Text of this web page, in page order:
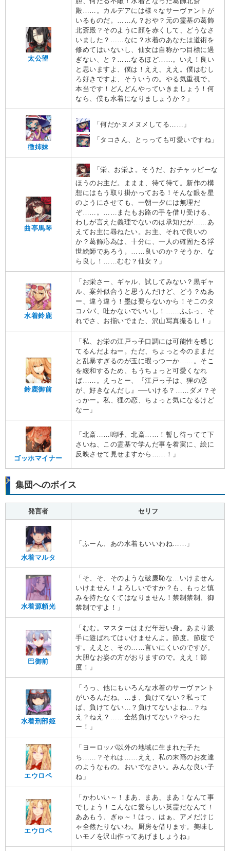
太公望
殿……。カルデアには様々なサーヴァントが
いるものだ。……ん？おや？元の霊基の葛飾
北斎殿？そのように顔を赤くして、どうなさ
いました？……なに？水着のあなたは道術を
修めてはいないし、仙女は自称かつ目標に過
ぎない、と？……なるほど……。いえ！良い
と思いますよ、僕は！ええ、ええ。僕はむし
ろ好きですよ、そういうの。やる気重視で。
本当です！どんどんやっていきましょう！何
なら、僕も水着になりましょうか？」
徴姉妹
「何だかヌメヌメしてる……」
「タコさん、とっっても可愛いですね」
曲亭馬琴
「栄、お栄よ。そうだ、おチャッピーな
ほうのお主だ。ままま、待て待て。新作の構
想にはもう取り掛かっておる！そんな眼を星
のようにさせても、一朝一夕には無理だ
ぞ……。……またもお路の手を借り受ける、
わしが言えた義理でないのは承知だが……あ
えてお主に尋ねたい。お主、それで良いの
か？葛飾応為は、十分に、一人の確固たる浮
世絵師であろう。……良いのか？そうか、な
ら良し！……むむ？仙女？」
水着鈴鹿
「お栄さー、ギャル、試してみない？黒ギャ
ル、案外似合うと思うんだけど、どう？ぬあ
ー、違う違う！墨は要らないから！そこのタ
コパパ、吐かないでいいし！……ふふっ、そ
れでさ、お揃いでまた、沢山写真撮るし！」
鈴鹿御前
「私、お栄の江戸っ子口調には可能性を感じ
てるんだよねー。ただ、ちょっと今のままだ
と乱暴すぎるのが玉に瑕っつーか……。そこ
を緩和するため、もうちょっと可愛くなれ
ば……。えっとー、『江戸っ子は、狸の恋
が、好きなんだし』──いける？……ダメ？そ
っかー。私、狸の恋、ちょっと気になるけど
なー」
ゴッホマイナー
「北斎……嗚呼、北斎……！暫し待ってて下
さいね、この霊基で学んだ事を着実に、絵に
反映させて見せますから……！」
集団へのボイス
発言者 セリフ
水着マルタ
「ふーん、あの水着もいいわね……」
水着源頼光
「そ、そ、そのような破廉恥な…いけません
いけません！よろしいですか？も、もっと慎
みを持たなくてはなりません！禁制禁制、御
禁制ですよ！」
巴御前
「むむ。マスターはまだ年若い身。あまり派
手に遊ばれてはいけませんよ。節度。節度で
す。ええと、その……言いにくいのですが。
大胆なお姿の方がおりますので。ええ！節
度！」
水着刑部姫
「うっ、他にもいろんな水着のサーヴァント
がいるんだね。…ま、負けてない？私って
ば、負けてない…？負けてないよね…？ね
え？ねえ？……全然負けてない？やった
ー！」
エウロペ
「ヨーロッパ以外の地域に生まれた子た
ち……？それは……ええ、私の末裔のお友達
のようなもの。おいでなさい。みんな良い子
ね」
エウロペ
「かわいい～！まあ、まあ、まあ！なんて事
でしょう！こんなに愛らしい英霊だなんて！
ああもう、ぎゅ～！はっ、はぁ、アメだけじ
ゃ全然たりないわ。厨房を借ります。美味し
いモノを沢山作ってあげましょうね」